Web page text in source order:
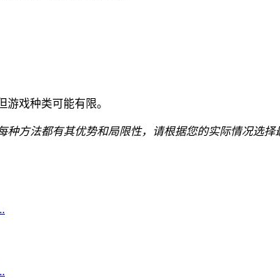
戏种类可能有限。
方法都有其优势和局限性，请根据您的实际情况选